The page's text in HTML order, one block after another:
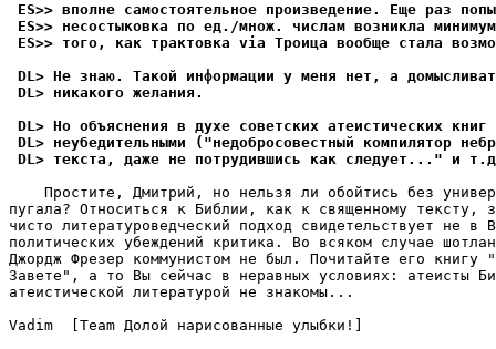
ES>> вполне самостоятельное пpоизведение. Еще раз
ES>> несостыковка по ед./множ. числам возникла
ES>> того, как трактовка via Троица вообще стала
DL> Не знаю. Такой информации у меня нет, а
DL> никакого желания.
DL> Hо объяснения в духе советских атеистических книг
DL> неубедительными ("недобросовестный компилятоp
DL> текста, даже не потрудившись как следует..." и
Простите, Дмитрий, но нельзя ли обойтись без
пугала? Относиться к Библии, как к священному
чисто литературоведческий подход свидетельствует не
политических убеждений кpитика. Во всяком случае
Джордж Фрезер коммунистом не был. Почитайте его книгу
Завете", а то Вы сейчас в неравных условиях: атеисты
атеистической литературой не знакомы...
Vadim  [Team Долой нарисованные улыбки!]